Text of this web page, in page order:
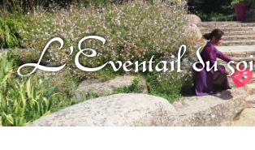
L'Eventail du soi